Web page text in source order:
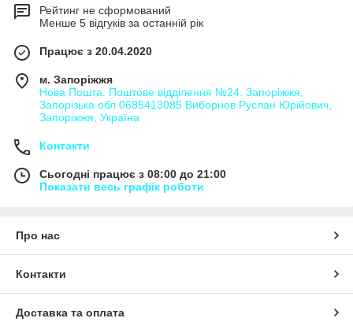
Рейтинг не сформований
Менше 5 відгуків за останній рік
Працює з 20.04.2020
м. Запоріжжя
Нова Пошта. Поштове відділення №24. Запоріжжя,
Запорізька обл 0685413085 Виборнов Руслан Юрійович,
Запоріжжя, Україна
Контакти
Сьогодні працює з 08:00 до 21:00
Показати весь графік роботи
Про нас
Контакти
Доставка та оплата